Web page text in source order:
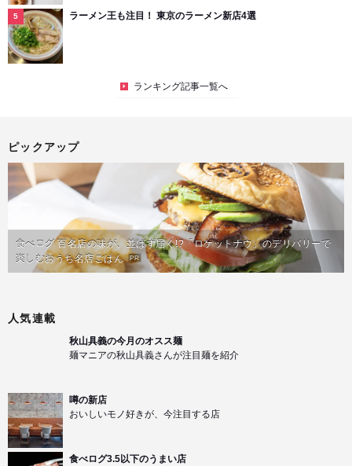
ラーメン王も注目！ 東京のラーメン新店4選
ランキング記事一覧へ
ピックアップ
食べログ 百名店の味が、並ばず届く!?「ロケットナウ」のデリバリーで
楽しむおうち名店ごはん PR
人気連載
秋山具義の今月のオスス麺
麺マニアの秋山具義さんが注目麺を紹介
噂の新店
おいしいモノ好きが、今注目する店
食べログ3.5以下のうまい店